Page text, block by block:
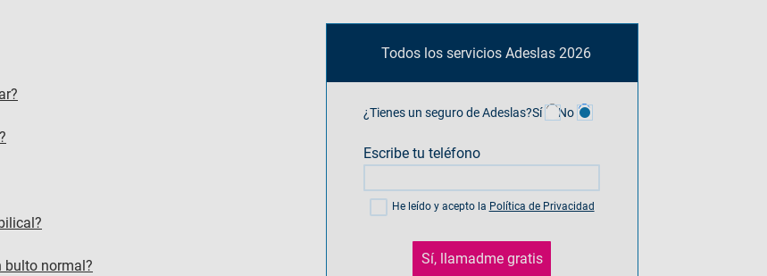
bulto normal?
Todos los servicios Adeslas 2026
¿Tienes un seguro de Adeslas?Sí No
Escribe tu teléfono
He leído y acepto la Política de Privacidad
Sí, llamadme gratis